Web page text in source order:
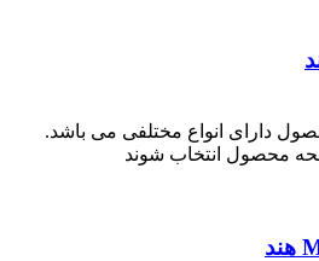
دارای انواع مختلفی می باشد.
محصول انتخاب شوند